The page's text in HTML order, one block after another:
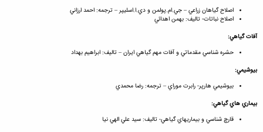
اصلاح گياهان زراعي – جي.ام.پولمن و دي.ا.اسليپر – ترجمه: احمد ارزاني
اصلاح نباتات- تاليف: بهمن اهدائي
آفات گياهي:
حشره شناسي مقدماتي و آفات مهم گياهي ايران – تاليف: ابراهيم بهداد
بيوشيمي:
بيوشيمي هارپر- رابرت موراي – ترجمه: رضا محمدي
بيماري هاي گياهي:
قارچ شناسي و بيماريهاي گياهي- تاليف: سيد علي الهي نيا